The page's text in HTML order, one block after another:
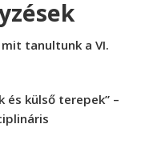
tanultunk a VI.
és külső terepek” –